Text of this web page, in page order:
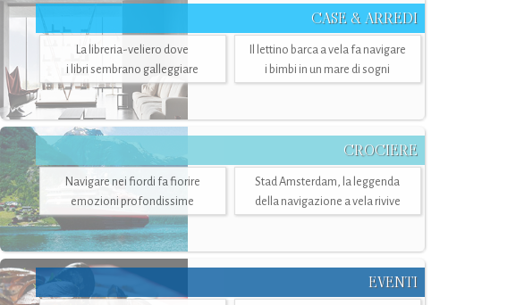
CASE & ARREDI
La libreria-veliero dove
i libri sembrano galleggiare
Il lettino barca a vela fa navigare
i bimbi in un mare di sogni
CROCIERE
Navigare nei fiordi fa fiorire
emozioni profondissime
Stad Amsterdam, la leggenda
della navigazione a vela rivive
EVENTI